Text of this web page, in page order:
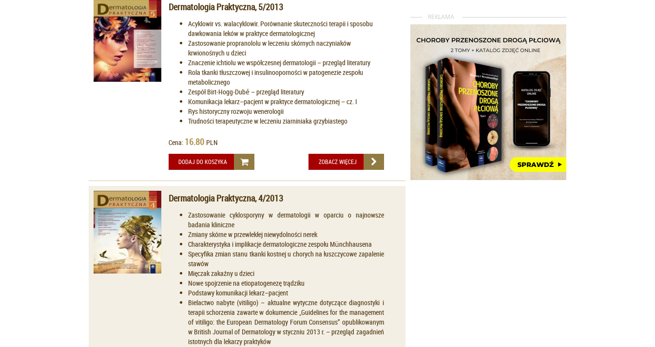
Dermatologia Praktyczna, 5/2013
Acyklowir vs. walacyklowir. Porównanie skuteczności terapii i sposobu
dawkowania leków w praktyce dermatologicznej
Zastosowanie propranololu w leczeniu skórnych naczyniaków
krwionośnych u dzieci
Znaczenie ichtiolu we współczesnej dermatologii – przegląd literatury
Rola tkanki tłuszczowej i insulinooporności w patogenezie zespołu
metabolicznego
Zespół Birt-Hogg-Dubé – przegląd literatury
Komunikacja lekarz–pacjent w praktyce dermatologicznej – cz. I
Rys historyczny rozwoju wenerologii
Trudności terapeutyczne w leczeniu ziarniniaka grzybiastego
Cena: 16.80 PLN
DODAJ DO KOSZYKA ZOBACZ WIĘCEJ
Dermatologia Praktyczna, 4/2013
Zastosowanie cyklosporyny w dermatologii w oparciu o najnowsze
badania kliniczne
Zmiany skórne w przewlekłej niewydolności nerek
Charakterystyka i implikacje dermatologiczne zespołu Münchhausena
Specyfika zmian stanu tkanki kostnej u chorych na łuszczycowe zapalenie
stawów
Mięczak zakaźny u dzieci
Nowe spojrzenie na etiopatogenezę trądziku
Podstawy komunikacji lekarz–pacjent
Bielactwo nabyte (vitiligo) – aktualne wytyczne dotyczące diagnostyki i
terapii schorzenia zawarte w dokumencie „Guidelines for the management
of vitiligo: the European Dermatology Forum Consensus” opublikowanym
w British Journal of Dermatology w styczniu 2013 r. – przegląd zagadnień
istotnych dla lekarzy praktyków
REKLAMA